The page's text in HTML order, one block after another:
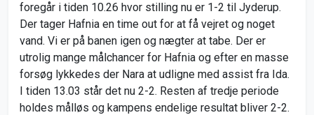
foregår i tiden 10.26 hvor stilling nu er 1-2 til Jyderup.
Der tager Hafnia en time out for at få vejret og noget
vand. Vi er på banen igen og nægter at tabe. Der er
utrolig mange målchancer for Hafnia og efter en masse
forsøg lykkedes der Nara at udligne med assist fra Ida.
I tiden 13.03 står det nu 2-2. Resten af tredje periode
holdes målløs og kampens endelige resultat bliver 2-2.